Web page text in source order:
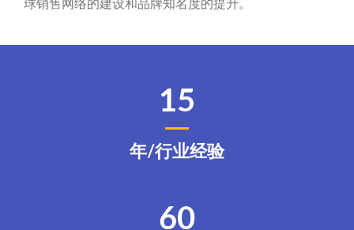
球销售网络的建设和品牌知名度的提升。
15
年/行业经验
60